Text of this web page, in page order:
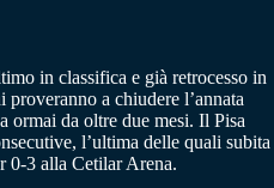
in classifica e già retrocesso in
a chiudere l’annata
ormai da oltre due mesi. Il Pisa
l’ultima delle quali subita
0-3 alla Cetilar Arena.